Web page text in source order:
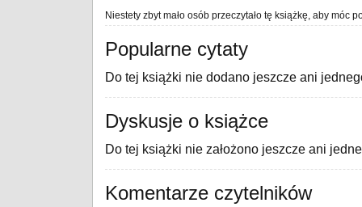
Niestety zbyt mało osób przeczytało tę książkę, aby móc
Popularne cytaty
Do tej książki nie dodano jeszcze ani
Dyskusje o książce
Do tej książki nie założono jeszcze ani
Komentarze czytelników